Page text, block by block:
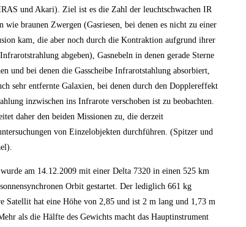
und Akari). Ziel ist es die Zahl der leuchtschwachen IR
wie braunen Zwergen (Gasriesen, bei denen es nicht zu einer
kam, die aber noch durch die Kontraktion aufgrund ihrer
abgeben), Gasnebeln in denen gerade Sterne
und bei denen die Gasscheibe Infrarotstahlung absorbiert,
sehr entfernte Galaxien, bei denen durch den Dopplereffekt
inzwischen ins Infrarote verschoben ist zu beobachten.
daher den beiden Missionen zu, die derzeit
von Einzelobjekten durchführen. (Spitzer und
am 14.12.2009 mit einer Delta 7320 in einen 525 km
Orbit gestartet. Der lediglich 661 kg
Satellit hat eine Höhe von 2,85 und ist 2 m lang und 1,73 m
als die Hälfte des Gewichts macht das Hauptinstrument